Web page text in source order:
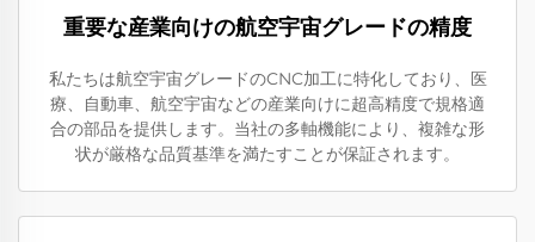
重要な産業向けの航空宇宙グレードの精度
私たちは航空宇宙グレードのCNC加工に特化しており、医
療、自動車、航空宇宙などの産業向けに超高精度で規格適
合の部品を提供します。当社の多軸機能により、複雑な形
状が厳格な品質基準を満たすことが保証されます。